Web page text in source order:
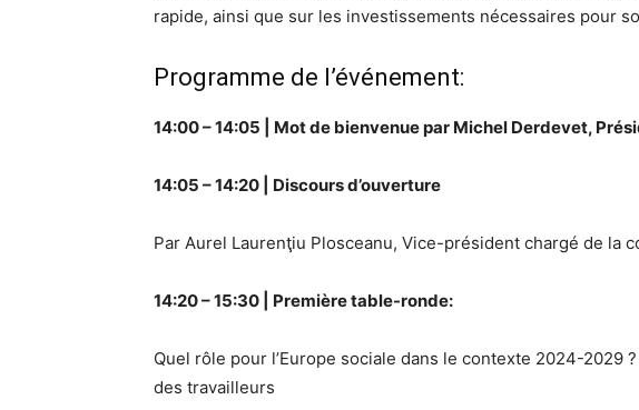
rapide, ainsi que sur les investissements nécessaires pour
Programme de l’événement:
14:00 – 14:05 | Mot de bienvenue par Michel Derdevet,
14:05 – 14:20 | Discours d’ouverture
Par Aurel Laurenţiu Plosceanu, Vice-président chargé de la
14:20 – 15:30 | Première table-ronde:
Quel rôle pour l’Europe sociale dans le contexte 2024-2029
des travailleurs